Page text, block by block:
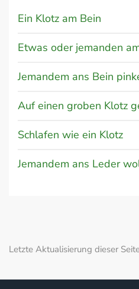
Ein Klotz am Bein
Etwas oder jemanden
Jemandem ans Bein
Auf einen groben Klotz
Schlafen wie ein Klotz
Jemandem ans Leder
Letzte Aktualisierung dieser